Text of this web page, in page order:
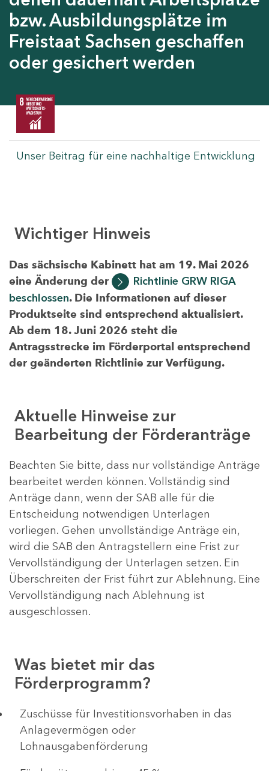
bzw. Ausbildungsplätze im
Freistaat Sachsen geschaffen
oder gesichert werden
Unser Beitrag für eine nachhaltige Entwicklung
Wichtiger Hinweis
Das sächsische Kabinett hat am 19. Mai 2026
eine Änderung der
Richtlinie GRW RIGA
beschlossen. Die Informationen auf dieser
Produktseite sind entsprechend aktualisiert.
Ab dem 18. Juni 2026 steht die
Antragsstrecke im Förderportal entsprechend
der geänderten Richtlinie zur Verfügung.
Aktuelle Hinweise zur
Bearbeitung der Förderanträge
Beachten Sie bitte, dass nur vollständige Anträge
bearbeitet werden können. Vollständig sind
Anträge dann, wenn der SAB alle für die
Entscheidung notwendigen Unterlagen
vorliegen. Gehen unvollständige Anträge ein,
wird die SAB den Antragstellern eine Frist zur
Vervollständigung der Unterlagen setzen. Ein
Überschreiten der Frist führt zur Ablehnung. Eine
Vervollständigung nach Ablehnung ist
ausgeschlossen.
Was bietet mir das
Förderprogramm?
​​​​​​Zuschüsse für Investitionsvorhaben in das
Anlagevermögen oder
Lohnausgabenförderung